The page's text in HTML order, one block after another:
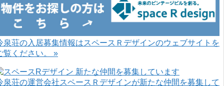
泉荘の入居募集情報はスペースＲデザインのウェブサイトを
覧ください。 »
泉荘の運営会社スペースＲデザインが新たな仲間を募集して